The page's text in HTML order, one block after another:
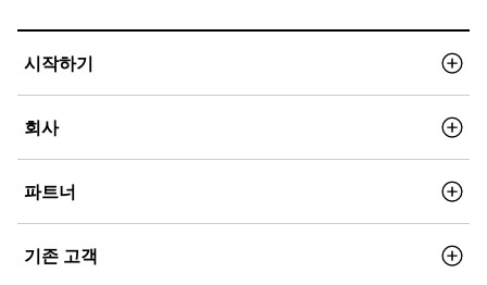
시작하기
회사
파트너
기존 고객